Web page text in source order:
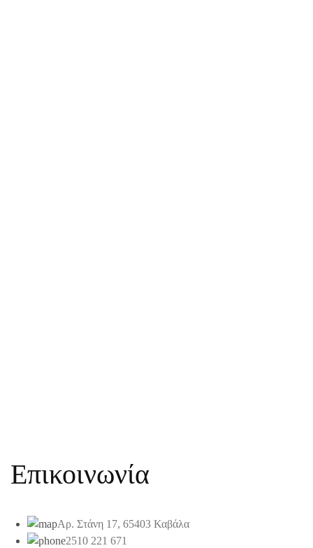
Επικοινωνία
Αρ. Στάνη 17, 65403 Καβάλα
2510 221 671